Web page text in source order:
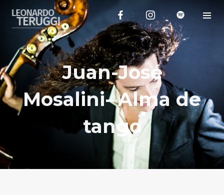
Juan-José
Mosalini- Alma de
tango